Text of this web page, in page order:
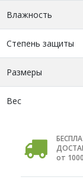
Влажность
Степень защиты
Размеры
Вес
от